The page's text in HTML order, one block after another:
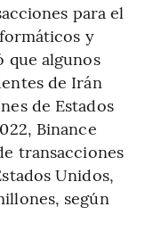
para el
y
que algunos
de Irán
de Estados
Binance
transacciones
Unidos,
según